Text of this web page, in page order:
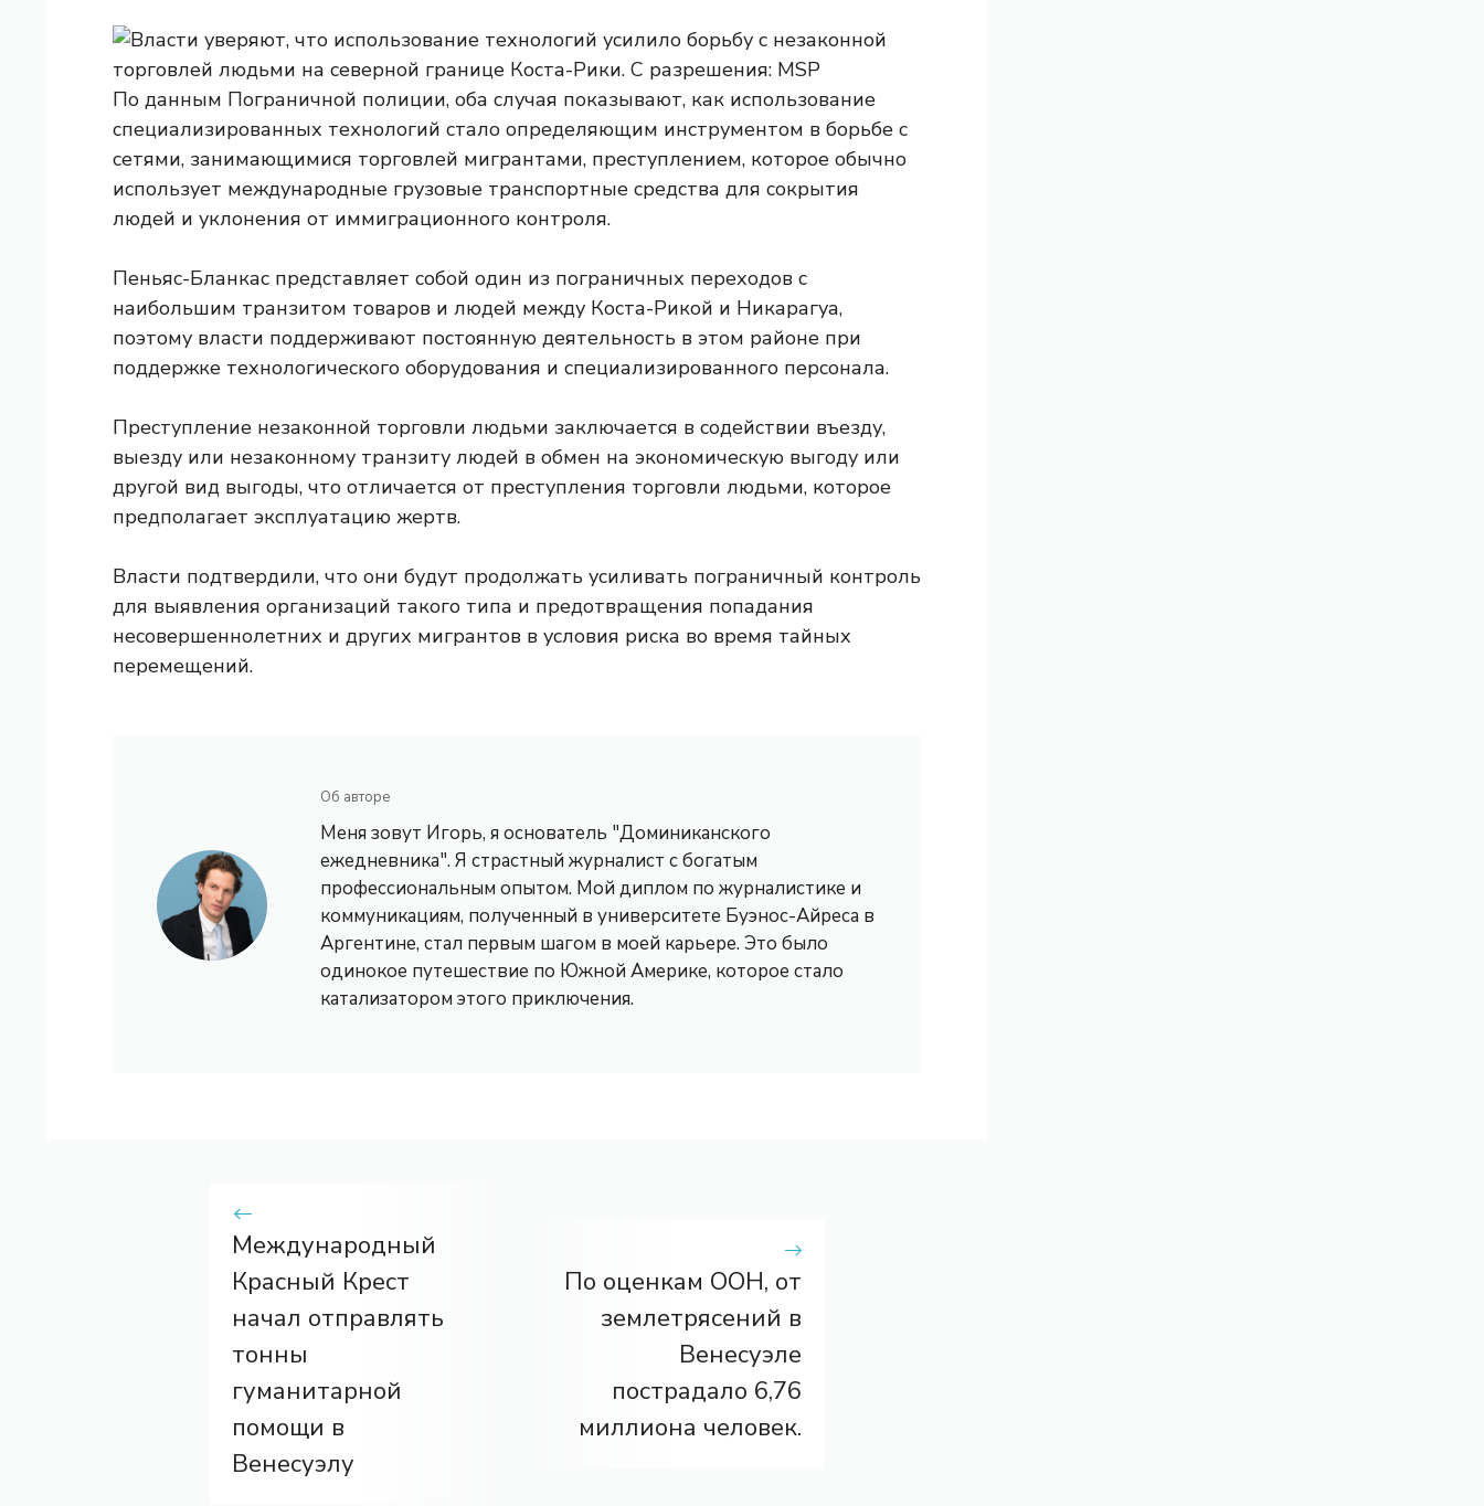
По данным Пограничной полиции, оба случая показывают, как использование
специализированных технологий стало определяющим инструментом в борьбе с
сетями, занимающимися торговлей мигрантами, преступлением, которое обычно
использует международные грузовые транспортные средства для сокрытия
людей и уклонения от иммиграционного контроля.
Пеньяс-Бланкас представляет собой один из пограничных переходов с
наибольшим транзитом товаров и людей между Коста-Рикой и Никарагуа,
поэтому власти поддерживают постоянную деятельность в этом районе при
поддержке технологического оборудования и специализированного персонала.
Преступление незаконной торговли людьми заключается в содействии въезду,
выезду или незаконному транзиту людей в обмен на экономическую выгоду или
другой вид выгоды, что отличается от преступления торговли людьми, которое
предполагает эксплуатацию жертв.
Власти подтвердили, что они будут продолжать усиливать пограничный контроль
для выявления организаций такого типа и предотвращения попадания
несовершеннолетних и других мигрантов в условия риска во время тайных
перемещений.
Об авторе
Меня зовут Игорь, я основатель "Доминиканского
ежедневника". Я страстный журналист с богатым
профессиональным опытом. Мой диплом по журналистике и
коммуникациям, полученный в университете Буэнос-Айреса в
Аргентине, стал первым шагом в моей карьере. Это было
одинокое путешествие по Южной Америке, которое стало
катализатором этого приключения.
Международный
Красный Крест
начал отправлять
тонны
гуманитарной
помощи в
Венесуэлу
По оценкам ООН, от
землетрясений в
Венесуэле
пострадало 6,76
миллиона человек.